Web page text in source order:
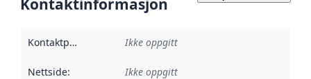
Kontaktinformasjon
Kontaktpunkt Ikke oppgitt
Nettside: Ikke oppgitt